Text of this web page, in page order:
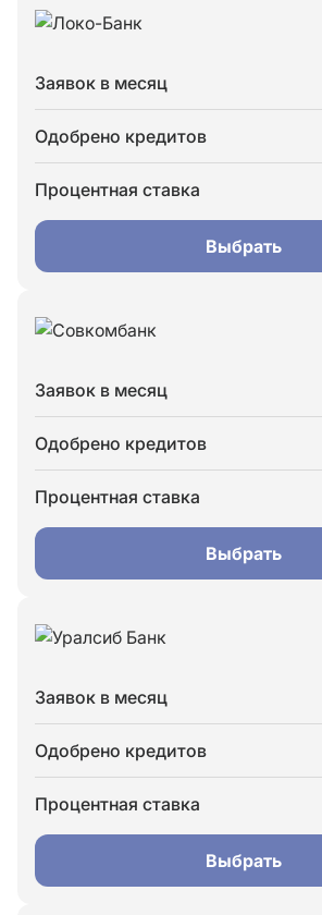
Заявок в месяц
Одобрено кредитов
Процентная ставка
Выбрать
Заявок в месяц
Одобрено кредитов
Процентная ставка
Выбрать
Заявок в месяц
Одобрено кредитов
Процентная ставка
Выбрать